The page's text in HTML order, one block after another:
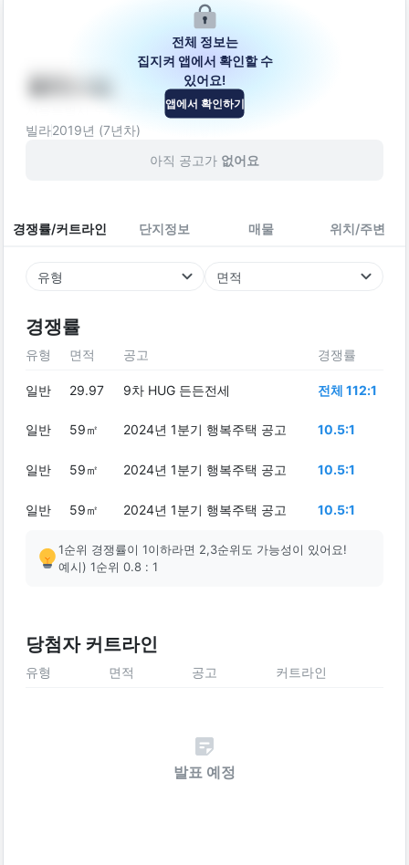
블레스빌
서울특별시 도봉구 도봉로156길 17-16
빌라2019년 (7년차)
아직 공고가 없어요
경쟁률/커트라인 단지정보 매물 위치/주변
유형 면적
경쟁률
전체 정보는
집지켜 앱에서 확인할 수
있어요!
앱에서 확인하기
유형 면적 공고 경쟁률
일반 29.97 9차 HUG 든든전세 전체 112:1
일반 59㎡ 2024년 1분기 행복주택 공고 10.5:1
일반 59㎡ 2024년 1분기 행복주택 공고 10.5:1
일반 59㎡ 2024년 1분기 행복주택 공고 10.5:1
1순위 경쟁률이 1이하라면 2,3순위도 가능성이 있어요!
예시) 1순위 0.8 : 1
당첨자 커트라인
유형 면적 공고 커트라인
발표 예정